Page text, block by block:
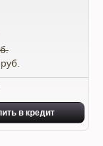
руб.
в кредит